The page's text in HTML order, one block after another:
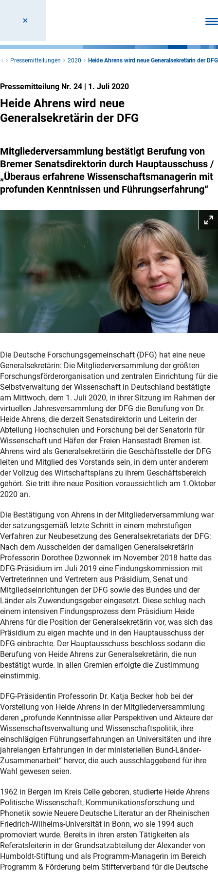
Pressemitteilungen 2020 Heide Ahrens wird neue Generalsekretärin der DFG
Pressemitteilung Nr. 24 | 1. Juli 2020
Heide Ahrens wird neue
Generalsekretärin der DFG
Mitgliederversammlung bestätigt Berufung von
Bremer Senatsdirektorin durch Hauptausschuss /
„Überaus erfahrene Wissenschaftsmanagerin mit
profunden Kenntnissen und Führungserfahrung“
Die Deutsche Forschungsgemeinschaft (DFG) hat eine neue
Generalsekretärin: Die Mitgliederversammlung der größten
Forschungsförderorganisation und zentralen Einrichtung für die
Selbstverwaltung der Wissenschaft in Deutschland bestätigte
am Mittwoch, dem 1. Juli 2020, in ihrer Sitzung im Rahmen der
virtuellen Jahresversammlung der DFG die Berufung von Dr.
Heide Ahrens, die derzeit Senatsdirektorin und Leiterin der
Abteilung Hochschulen und Forschung bei der Senatorin für
Wissenschaft und Häfen der Freien Hansestadt Bremen ist.
Ahrens wird als Generalsekretärin die Geschäftsstelle der DFG
leiten und Mitglied des Vorstands sein, in dem unter anderem
der Vollzug des Wirtschaftsplans zu ihrem Geschäftsbereich
gehört. Sie tritt ihre neue Position voraussichtlich am 1.Oktober
2020 an.
Die Bestätigung von Ahrens in der Mitgliederversammlung war
der satzungsgemäß letzte Schritt in einem mehrstufigen
Verfahren zur Neubesetzung des Generalsekretariats der DFG:
Nach dem Ausscheiden der damaligen Generalsekretärin
Professorin Dorothee Dzwonnek im November 2018 hatte das
DFG-Präsidium im Juli 2019 eine Findungskommission mit
Vertreterinnen und Vertretern aus Präsidium, Senat und
Mitgliedseinrichtungen der DFG sowie des Bundes und der
Länder als Zuwendungsgeber eingesetzt. Diese schlug nach
einem intensiven Findungsprozess dem Präsidium Heide
Ahrens für die Position der Generalsekretärin vor, was sich das
Präsidium zu eigen machte und in den Hauptausschuss der
DFG einbrachte. Der Hauptausschuss beschloss sodann die
Berufung von Heide Ahrens zur Generalsekretärin, die nun
bestätigt wurde. In allen Gremien erfolgte die Zustimmung
einstimmig.
DFG-Präsidentin Professorin Dr. Katja Becker hob bei der
Vorstellung von Heide Ahrens in der Mitgliederversammlung
deren „profunde Kenntnisse aller Perspektiven und Akteure der
Wissenschaftsverwaltung und Wissenschaftspolitik, ihre
einschlägigen Führungserfahrungen an Universitäten und ihre
jahrelangen Erfahrungen in der ministeriellen Bund-Länder-
Zusammenarbeit“ hervor, die auch ausschlaggebend für ihre
Wahl gewesen seien.
1962 in Bergen im Kreis Celle geboren, studierte Heide Ahrens
Politische Wissenschaft, Kommunikationsforschung und
Phonetik sowie Neuere Deutsche Literatur an der Rheinischen
Friedrich-Wilhelms-Universität in Bonn, wo sie 1994 auch
promoviert wurde. Bereits in ihren ersten Tätigkeiten als
Referatsleiterin in der Grundsatzabteilung der Alexander von
Humboldt-Stiftung und als Programm-Managerin im Bereich
Programm & Förderung beim Stifterverband für die Deutsche